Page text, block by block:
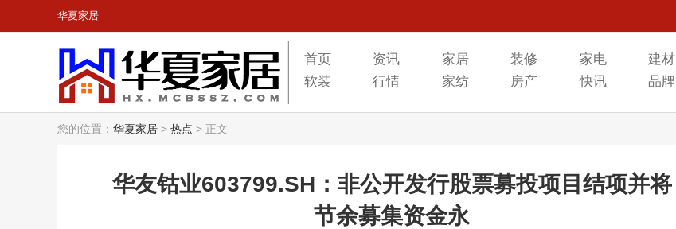
华夏家居
首页 资讯 家居 装修 家电 建材
软装
行情 家纺 房产 快讯 品牌
您的位置： 华夏家居 > 热点 > 正文
华友钴业603799.SH：非公开发行股票募投项目结项并将
节余募集资金永